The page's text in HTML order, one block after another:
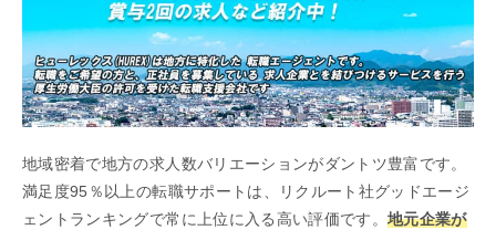
地域密着で地方の求人数バリエーションがダントツ豊富です。
満足度95％以上の転職サポートは、リクルート社グッドエージ
ェントランキングで常に上位に入る高い評価です。地元企業が